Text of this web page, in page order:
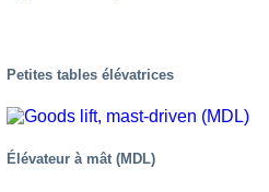
Petites tables élévatrices
Élévateur à mât (MDL)